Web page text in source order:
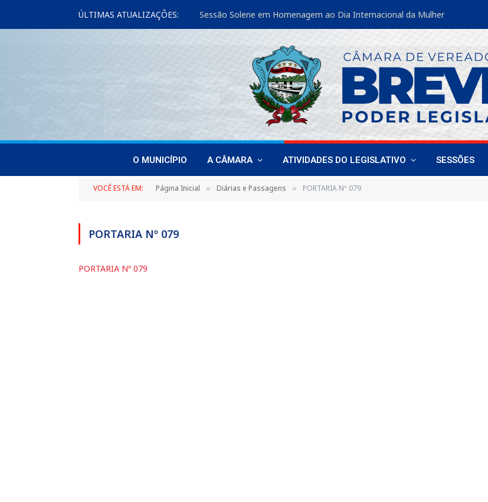
ÚLTIMAS ATUALIZAÇÕES: Sessão Solene em Homenagem ao Dia Internacional da Mulher
O MUNICÍPIO A CÂMARA ATIVIDADES DO LEGISLATIVO SESSÕES
VOCÊ ESTÁ EM: Página Inicial » Diárias e Passagens » PORTARIA Nº 079
PORTARIA Nº 079
PORTARIA Nº 079